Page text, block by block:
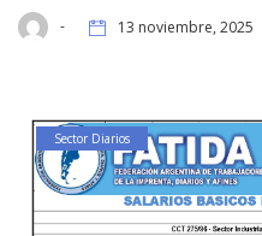
- 13 noviembre, 2025
Sector Diarios